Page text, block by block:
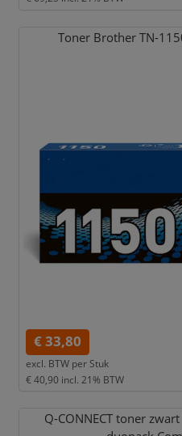
Toner Brother TN-
€ 33,80
excl. BTW per Stuk
€ 40,90 incl. 21% BTW
Q-CONNECT toner